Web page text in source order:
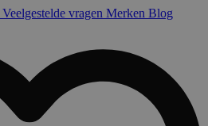
Veelgestelde vragen Merken Blog